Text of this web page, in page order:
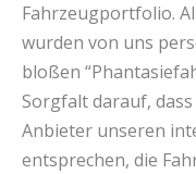
Fahrzeugportfolio.
wurden von uns
bloßen
Sorgfalt darauf,
Anbieter unseren
entsprechen, die